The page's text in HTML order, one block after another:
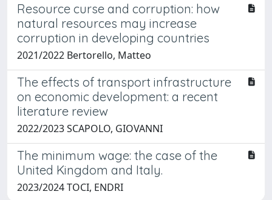
Resource curse and corruption: how
natural resources may increase
corruption in developing countries
2021/2022 Bertorello, Matteo
The effects of transport infrastructure
on economic development: a recent
literature review
2022/2023 SCAPOLO, GIOVANNI
The minimum wage: the case of the
United Kingdom and Italy.
2023/2024 TOCI, ENDRI